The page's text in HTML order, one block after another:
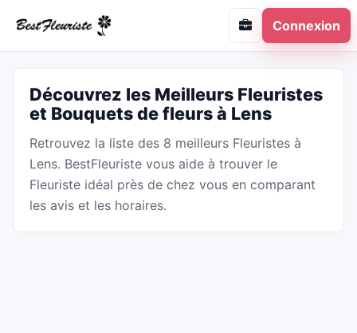
Connexion
Découvrez les Meilleurs Fleuristes
et Bouquets de fleurs à Lens
Retrouvez la liste des 8 meilleurs Fleuristes à
Lens. BestFleuriste vous aide à trouver le
Fleuriste idéal près de chez vous en comparant
les avis et les horaires.